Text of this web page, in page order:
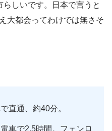
しいです。日本で言うと
大都会ってわけでは無さそ
直通、約40分。
車で2.5時間。フェンロ